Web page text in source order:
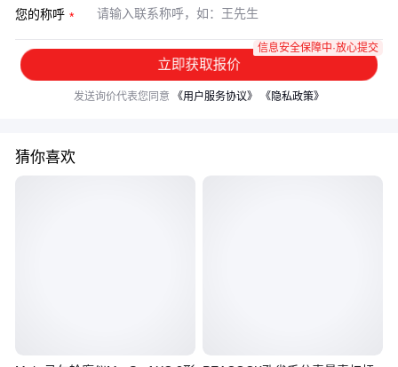
您的称呼
立即获取报价
信息安全保障中·放心提交
发送询价代表您同意 《用户服务协议》 《隐私政策》
猜你喜欢